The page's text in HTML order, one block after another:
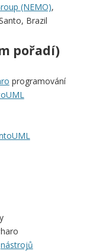
(NEMO),
Brazil
pořadí)
programování
nástrojů